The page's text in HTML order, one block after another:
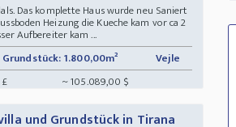
Das komplette Haus wurde neu Saniert
Heizung die Kueche kam vor ca 2
Aufbereiter kam ...
Grundstück: 1.800,00m²
Vejle
~ 105.089,00 $
und Grundstück in Tirana